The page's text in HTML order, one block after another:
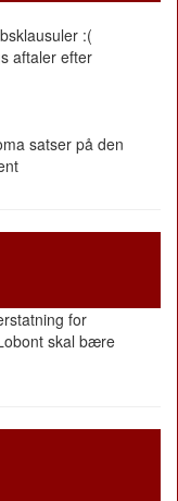
:(
aftaler efter
satser på den
for
skal bære